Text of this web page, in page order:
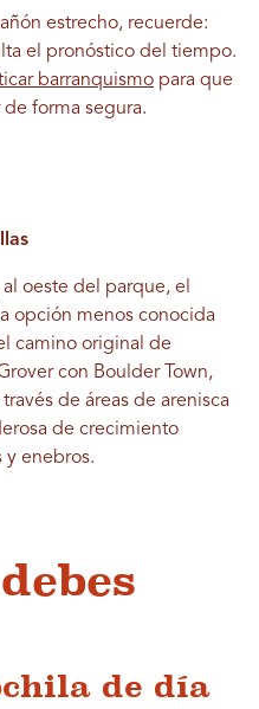
estrecho, recuerde:
el pronóstico del tiempo.
barranquismo para que
forma segura.
oeste del parque, el
opción menos conocida
camino original de
con Boulder Town,
de áreas de arenisca
de crecimiento
y enebros.
de día